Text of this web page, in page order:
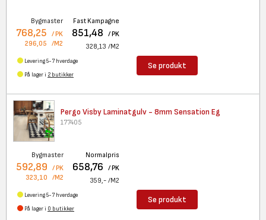
Bygmaster
768,25 / PK
296,05 /M2
Fast Kampagne
851,48 / PK
328,13 /M2
Levering 5-7 hverdage
På lager i 2 butikker
Se produkt
Pergo Visby Laminatgulv - 8mm Sensation Eg
177405
Bygmaster
592,89 / PK
323,10 /M2
Normalpris
658,76 / PK
359,- /M2
Levering 5-7 hverdage
På lager i 0 butikker
Se produkt